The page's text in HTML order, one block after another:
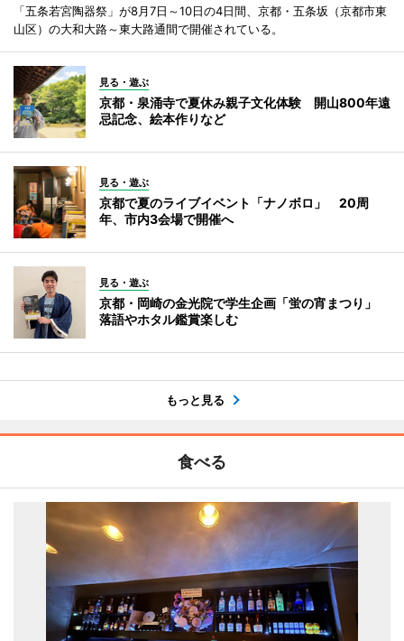
「五条若宮陶器祭」が8月7日～10日の4日間、京都・五条坂（京都市東
山区）の大和大路～東大路通間で開催されている。
見る・遊ぶ
京都・泉涌寺で夏休み親子文化体験 開山800年遠
忌記念、絵本作りなど
見る・遊ぶ
京都で夏のライブイベント「ナノボロ」 20周
年、市内3会場で開催へ
見る・遊ぶ
京都・岡崎の金光院で学生企画「蛍の宵まつり」
落語やホタル鑑賞楽しむ
もっと見る
食べる